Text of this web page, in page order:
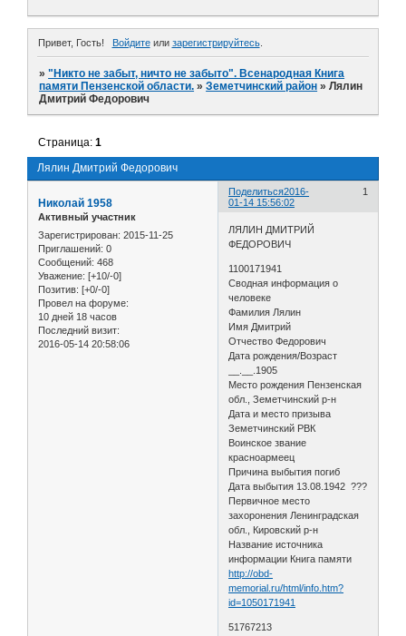
Привет, Гость! Войдитеили зарегистрируйтесь.
»"Никто не забыт, ничто не забыто". Всенародная Книга
памяти Пензенской области. »Земетчинский район »Лялин
Дмитрий Федорович
Лялин Дмитрий Федорович
Страница:1
Поделиться 1
2016-
01-14 15:56:02
Николай 1958
Активный участник
Зарегистрирован: 2015-11-25
Приглашений: 0
Сообщений: 468
Уважение: [+10/-0]
Позитив: [+0/-0]
Провел на форуме:
10 дней 18 часов
Последний визит:
2016-05-14 20:58:06
ЛЯЛИН ДМИТРИЙ
ФЕДОРОВИЧ
1100171941
Сводная информация о
человеке
Фамилия Лялин
Имя Дмитрий
Отчество Федорович
Дата рождения/Возраст
__.__.1905
Место рождения Пензенская
обл., Земетчинский р-н
Дата и место призыва
Земетчинский РВК
Воинское звание
красноармеец
Причина выбытия погиб
Дата выбытия 13.08.1942 ???
Первичное место
захоронения Ленинградская
обл., Кировский р-н
Название источника
информации Книга памяти
http://obd-
memorial.ru/html/info.htm?
id=1050171941
51767213